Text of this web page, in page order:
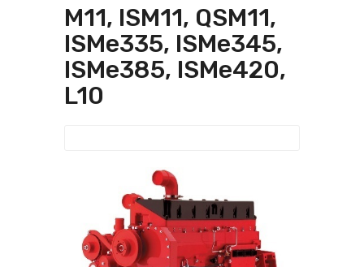
M11, ISM11, QSM11,
ISMe335, ISMe345,
ISMe385, ISMe420,
L10